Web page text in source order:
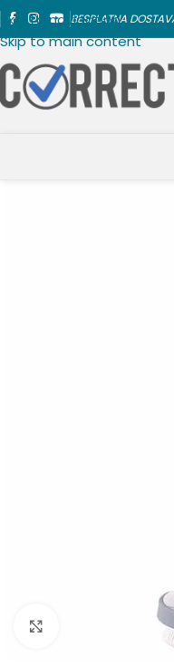
Skip to navigation
Skip to main content
BESPLATNA
Kliknite da biste